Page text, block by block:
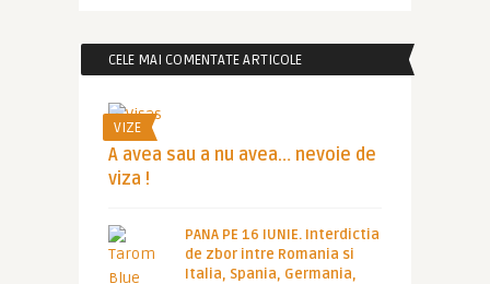
CELE MAI COMENTATE ARTICOLE
VIZE
A avea sau a nu avea… nevoie de
viza !
PANA PE 16 IUNIE. Interdictia
de zbor intre Romania si
Italia, Spania, Germania,